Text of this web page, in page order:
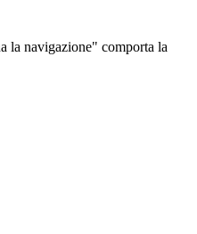
la navigazione" comporta la